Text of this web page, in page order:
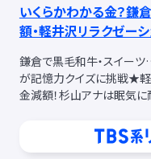
いくらかわかる金？鎌
額・軽井沢リラクゼー
鎌倉で黒毛和牛・スイー
が記憶力クイズに挑戦★軽
金減額！杉山アナは眠気に